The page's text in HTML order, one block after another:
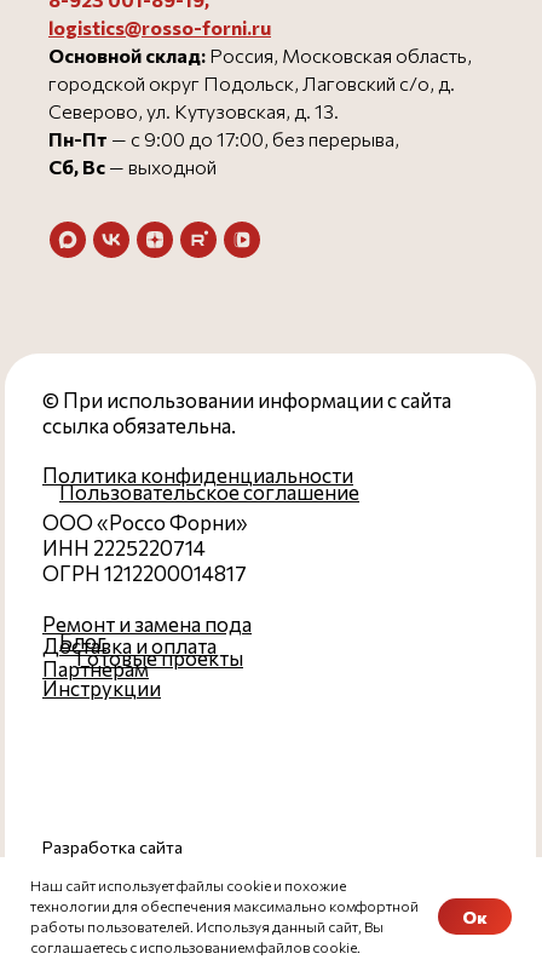
logistics@rosso-forni.ru
Основной склад: Россия, Московская область,
городской округ Подольск, Лаговский с/о, д.
Северово, ул. Кутузовская, д. 13.
Пн-Пт — с 9:00 до 17:00, без перерыва,
Сб, Вс — выходной
Наш сайт использует файлы cookie и похожие
технологии для обеспечения максимально комфортной
работы пользователей. Используя данный сайт, Вы
соглашаетесь с использованием файлов cookie.
Ок